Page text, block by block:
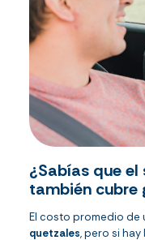
¿Sabías que
también cubre
El costo promedio de
quetzales, pero si hay